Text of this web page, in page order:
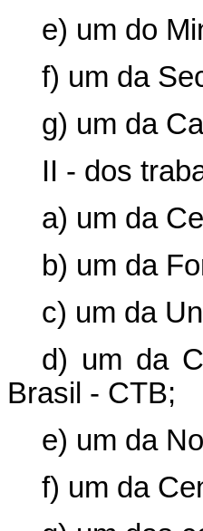
e) um do
f) um da
g) um da
II - dos
a) um da
b) um da
c) um da
d) um da
Brasil - CTB;
e) um da
f) um da